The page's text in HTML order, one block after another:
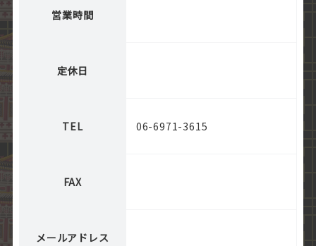
営業時間
定休日
TEL 06-6971-3615
FAX
メールアドレス